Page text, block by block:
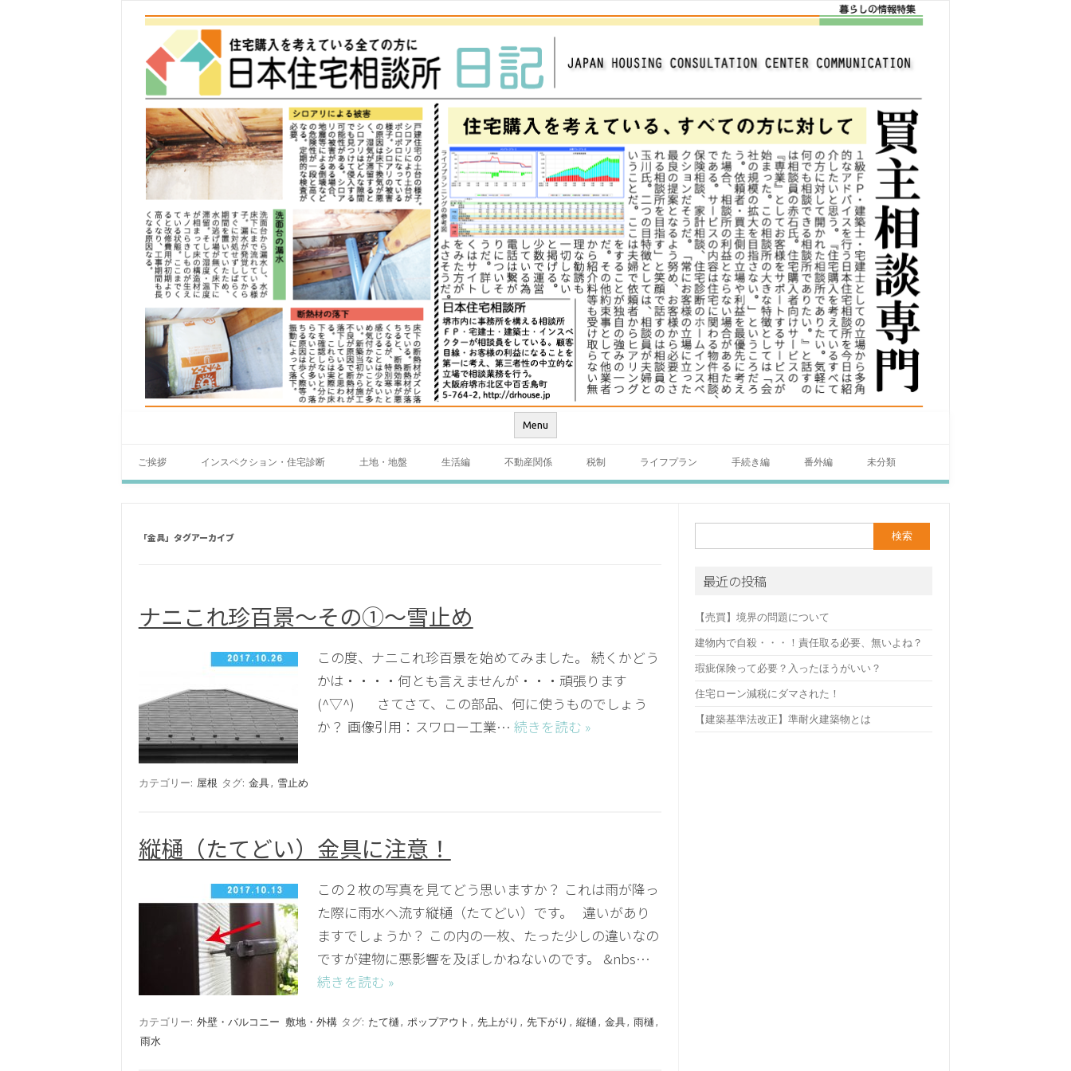
Menu
ご挨拶 インスペクション・住宅診断 土地・地盤 生活編 不動産関係 税制 ライフプラン 手続き編 番外編 未分類
「金具」タグアーカイブ
ナニこれ珍百景～その①～雪止め
この度、ナニこれ珍百景を始めてみました。 続くかどう
かは・・・・何とも言えませんが・・・頑張ります
(^▽^) さてさて、この部品、何に使うものでしょう
か？ 画像引用：スワロー工業… 続きを読む »
カテゴリー: 屋根 タグ: 金具, 雪止め
縦樋（たてどい）金具に注意！
この２枚の写真を見てどう思いますか？ これは雨が降っ
た際に雨水へ流す縦樋（たてどい）です。 違いがあり
ますでしょうか？ この内の一枚、たった少しの違いなの
ですが建物に悪影響を及ぼしかねないのです。 &nbs…
続きを読む »
カテゴリー: 外壁・バルコニー 敷地・外構 タグ: たて樋 , ポップアウト , 先上がり , 先下がり , 縦樋 , 金具, 雨樋 ,
雨水
索:
最近の投稿
【売買】境界の問題について
建物内で自殺・・・！責任取る必要、無いよね？
瑕疵保険って必要？入ったほうがいい？
住宅ローン減税にダマされた！
【建築基準法改正】準耐火建築物とは